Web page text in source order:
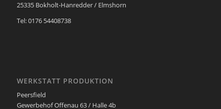
25335 Bokholt-Hanredder / Elmshorn
Tel: 0176 54408738
WERKSTATT PRODUKTION
Peersfield
Gewerbehof Offenau 63 / Halle 4b